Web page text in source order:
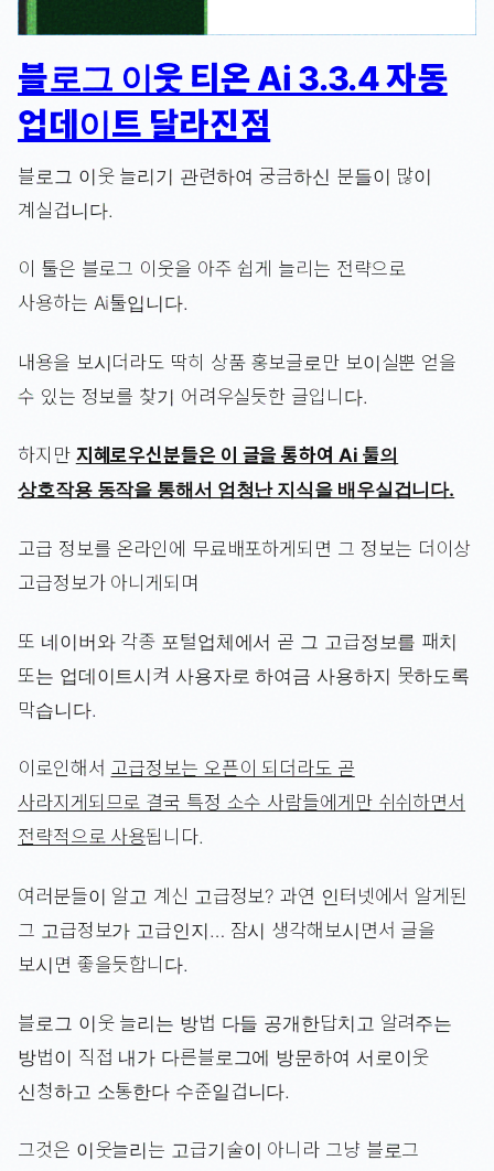
블로그 이웃 티온 Ai 3.3.4 자동
업데이트 달라진점
블로그 이웃 늘리기 관련하여 궁금하신 분들이 많이
계실겁니다.
이 툴은 블로그 이웃을 아주 쉽게 늘리는 전략으로
사용하는 Ai툴입니다.
내용을 보시더라도 딱히 상품 홍보글로만 보이실뿐 얻을
수 있는 정보를 찾기 어려우실듯한 글입니다.
하지만 지혜로우신분들은 이 글을 통하여 Ai 툴의
상호작용 동작을 통해서 엄청난 지식을 배우실겁니다.
고급 정보를 온라인에 무료배포하게되면 그 정보는 더이상
고급정보가 아니게되며
또 네이버와 각종 포털업체에서 곧 그 고급정보를 패치
또는 업데이트시켜 사용자로 하여금 사용하지 못하도록
막습니다.
이로인해서 고급정보는 오픈이 되더라도 곧
사라지게되므로 결국 특정 소수 사람들에게만 쉬쉬하면서
전략적으로 사용됩니다.
여러분들이 알고 계신 고급정보? 과연 인터넷에서 알게된
그 고급정보가 고급인지… 잠시 생각해보시면서 글을
보시면 좋을듯합니다.
블로그 이웃 늘리는 방법 다들 공개한답치고 알려주는
방법이 직접 내가 다른블로그에 방문하여 서로이웃
신청하고 소통한다 수준일겁니다.
그것은 이웃늘리는 고급기술이 아니라 그냥 블로그